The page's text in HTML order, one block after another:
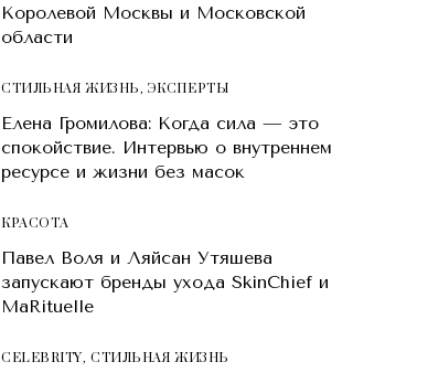
Королевой Москвы и Московской
области
СТИЛЬНАЯ ЖИЗНЬ, ЭКСПЕРТЫ
Елена Громилова: Когда сила — это
спокойствие. Интервью о внутреннем
ресурсе и жизни без масок
КРАСОТA
Павел Воля и Ляйсан Утяшева
запускают бренды ухода SkinChief и
MaRituelle
CELEBRITY,СТИЛЬНАЯ ЖИЗНЬ